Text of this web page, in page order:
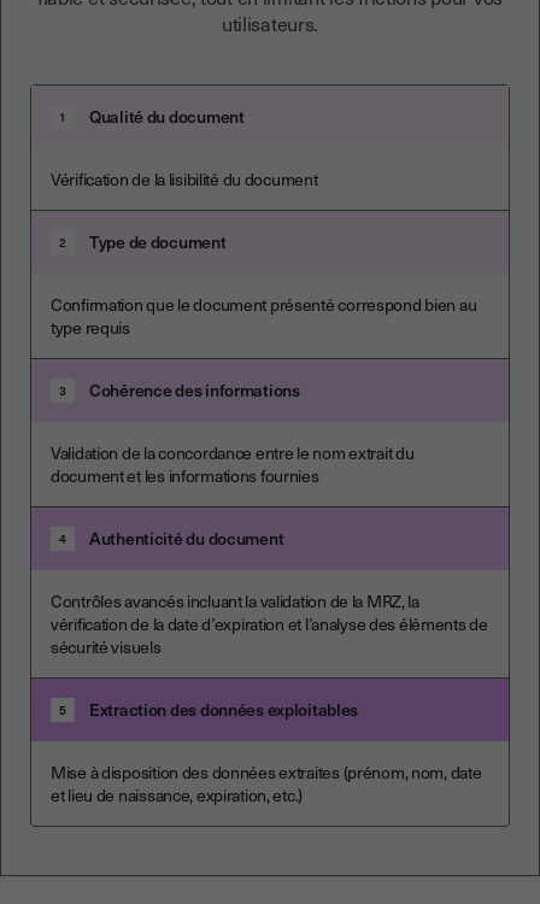
utilisateurs.
1 Qualité du document
Vérification de la lisibilité du document
2 Type de document
Confirmation que le document présenté correspond bien au
type requis
3 Cohérence des informations
Validation de la concordance entre le nom extrait du
document et les informations fournies
4 Authenticité du document
Contrôles avancés incluant la validation de la MRZ, la
vérification de la date d’expiration et l’analyse des éléments de
sécurité visuels
5 Extraction des données exploitables
Mise à disposition des données extraites (prénom, nom, date
et lieu de naissance, expiration, etc.)